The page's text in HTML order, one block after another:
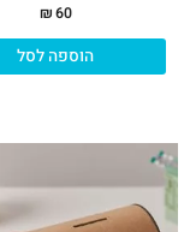
₪60
הוספה לסל